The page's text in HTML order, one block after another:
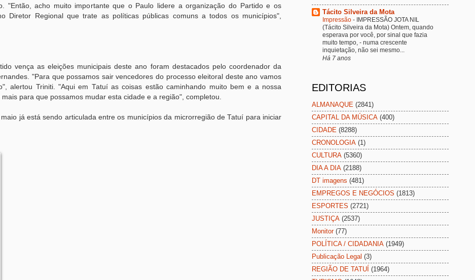
"Então, acho muito importante que o Paulo lidere a organização do Partido e os
Diretor Regional que trate as políticas públicas comuns a todos os municípios",
vença as eleições municipais deste ano foram destacados pelo coordenador da
"Para que possamos sair vencedores do processo eleitoral deste ano vamos
alertou Triniti. "Aqui em Tatuí as coisas estão caminhando muito bem e a nossa
para que possamos mudar esta cidade e a região", completou.
já está sendo articulada entre os municípios da microrregião de Tatuí para iniciar
Tácito Silveira da Mota
Impressão - IMPRESSÃO JOTA NIL
(Tácito Silveira da Mota) Ontem, quando
esperava por você, por sinal que fazia
muito tempo, - numa crescente
inquietação, não sei mesmo...
Há 7 anos
EDITORIAS
ALMANAQUE (2841)
CAPITAL DA MÚSICA (400)
CIDADE (8288)
CRONOLOGIA (1)
CULTURA (5360)
DIA A DIA (2188)
DT imagens (481)
EMPREGOS E NEGÓCIOS (1813)
ESPORTES (2721)
JUSTIÇA (2537)
Monitor (77)
POLÍTICA / CIDADANIA (1949)
Publicação Legal (3)
REGIÃO DE TATUÍ (1964)